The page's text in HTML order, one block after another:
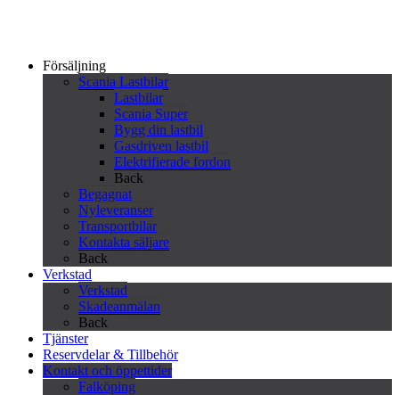
Försäljning
Scania Lastbilar
Lastbilar
Scania Super
Bygg din lastbil
Gasdriven lastbil
Elektrifierade fordon
Back
Begagnat
Nyleveranser
Transportbilar
Kontakta säljare
Back
Verkstad
Verkstad
Skadeanmälan
Back
Tjänster
Reservdelar & Tillbehör
Kontakt och öppettider
Falköping